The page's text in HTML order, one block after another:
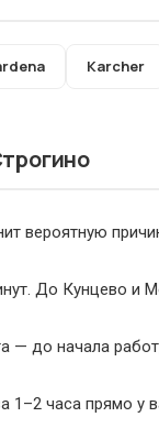
Karcher
вероятную
До Кунцево и
— до начала
1–2 часа прямо у